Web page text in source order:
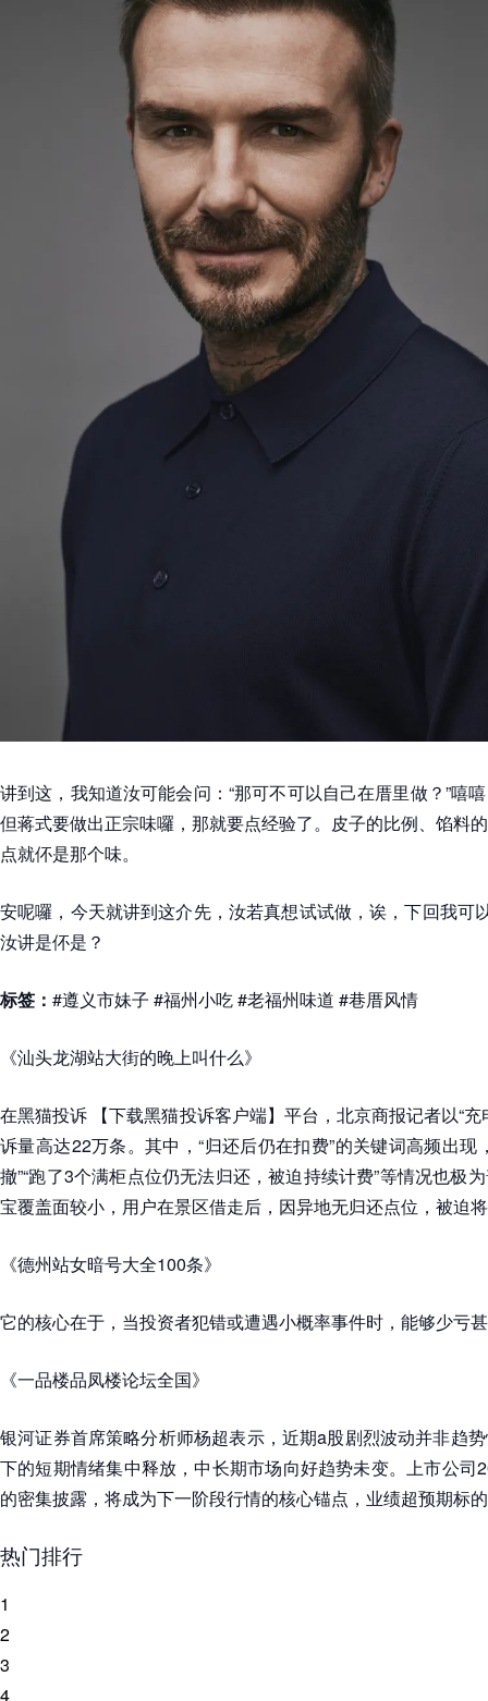
讲到这，我知道汝可能会问：“那可不可以自己在厝里做？”嘻
但蒋式要做出正宗味囉，那就要点经验了。皮子的比例、馅料
点就伓是那个味。
安呢囉，今天就讲到这介先，汝若真想试试做，诶，下回我可
汝讲是伓是？
标签： #遵义市妹子 #福州小吃 #老福州味道 #巷厝风情
《汕头龙湖站大街的晚上叫什么》
在黑猫投诉 【下载黑猫投诉客户端】平台，北京商报记者以“
诉量高达22万条。其中，“归还后仍在扣费”的关键词高频出现
撤”“跑了3个满柜点位仍无法归还，被迫持续计费”等情况也极
宝覆盖面较小，用户在景区借走后，因异地无归还点位，被迫
《德州站女暗号大全100条》
它的核心在于，当投资者犯错或遭遇小概率事件时，能够少亏
《一品楼品凤楼论坛全国》
银河证券首席策略分析师杨超表示，近期a股剧烈波动并非趋
下的短期情绪集中释放，中长期市场向好趋势未变。上市公司
的密集披露，将成为下一阶段行情的核心锚点，业绩超预期标
热门排行
1
2
3
4